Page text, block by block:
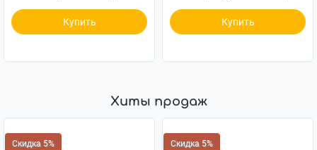
Купить Купить
Хиты продаж
Скидка 5% Скидка 5%